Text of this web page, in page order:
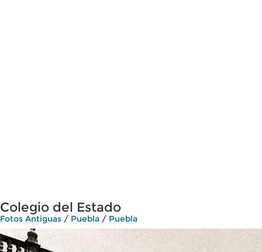
Colegio del Estado
Fotos Antiguas / Puebla / Puebla